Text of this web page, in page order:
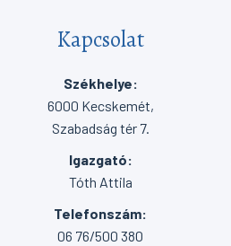
Kapcsolat
Székhelye:
6000 Kecskemét,
Szabadság tér 7.
Igazgató:
Tóth Attila
Telefonszám:
06 76/500 380